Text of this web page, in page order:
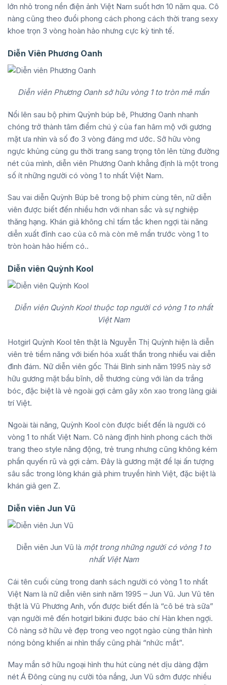
lớn nhỏ trong nền điện ảnh Việt Nam suốt hơn 10 năm qua. Cô
nàng cũng theo đuổi phong cách phong cách thời trang sexy
khoe trọn 3 vòng hoàn hảo nhưng cực kỳ tinh tế.
Diễn Viên Phương Oanh
Diễn viên Phương Oanh sở hữu vòng 1 to tròn mê mẩn
Nổi lên sau bộ phim Quỳnh búp bê, Phương Oanh nhanh
chóng trở thành tâm điểm chú ý của fan hâm mộ với gương
mặt ưa nhìn và số đo 3 vòng đáng mơ ước. Sở hữu vòng
ngực khủng cùng gu thời trang sang trọng tôn lên từng đường
nét của mình, diễn viên Phương Oanh khẳng định là một trong
số ít những người có vòng 1 to nhất Việt Nam.
Sau vai diễn Quỳnh Búp bê trong bộ phim cùng tên, nữ diễn
viên được biết đến nhiều hơn với nhan sắc và sự nghiệp
thăng hạng. Khán giả không chỉ tấm tắc khen ngợi tài năng
diễn xuất đỉnh cao của cô mà còn mê mẩn trước vòng 1 to
tròn hoàn hảo hiếm có..
Diễn viên Quỳnh Kool
Diễn viên Quỳnh Kool thuộc top người có vòng 1 to nhất
Việt Nam
Hotgirl Quỳnh Kool tên thật là Nguyễn Thị Quỳnh hiện là diễn
viên trẻ tiềm năng với biến hóa xuất thần trong nhiều vai diễn
đình đám. Nữ diễn viên gốc Thái Bình sinh năm 1995 này sở
hữu gương mặt bầu bĩnh, dễ thương cùng với làn da trắng
bóc, đặc biệt là vẻ ngoài gợi cảm gây xôn xao trong làng giải
trí Việt.
Ngoài tài năng, Quỳnh Kool còn được biết đến là người có
vòng 1 to nhất Việt Nam. Cô nàng định hình phong cách thời
trang theo style năng động, trẻ trung nhưng cũng không kém
phần quyến rũ và gợi cảm. Đây là gương mặt để lại ấn tượng
sâu sắc trong lòng khán giả phim truyền hình Việt, đặc biệt là
khán giả gen Z.
Diễn viên Jun Vũ
Diễn viên Jun Vũ là một trong những người có vòng 1 to
nhất Việt Nam
Cái tên cuối cùng trong danh sách người có vòng 1 to nhất
Việt Nam là nữ diễn viên sinh năm 1995 – Jun Vũ. Jun Vũ tên
thật là Vũ Phương Anh, vốn được biết đến là “cô bé trà sữa”
vạn người mê đến hotgirl bikini được báo chí Hàn khen ngợi.
Cô nàng sở hữu vẻ đẹp trong veo ngọt ngào cùng thân hình
nóng bỏng khiến ai nhìn thấy cũng phải “nhức mắt”.
May mắn sở hữu ngoại hình thu hút cùng nét dịu dàng đậm
nét Á Đông cùng nụ cười tỏa nắng, Jun Vũ sớm được nhiều